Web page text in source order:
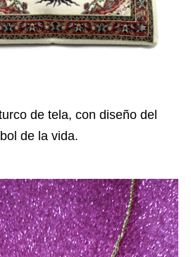
de tela, con diseño del
de la vida.